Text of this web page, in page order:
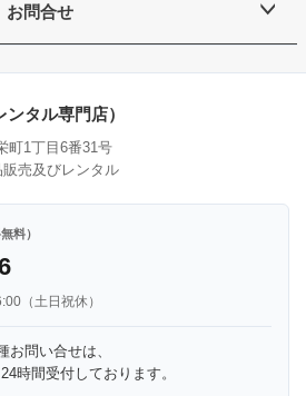
お問合せ
タル専門店）
町1丁目6番31号
売及びレンタル
料）
（土日祝休）
お問い合せは、
時間受付しております。